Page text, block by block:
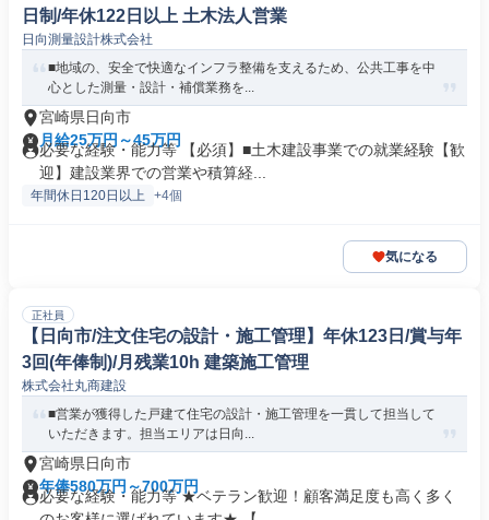
日制/年休122日以上 土木法人営業
日向測量設計株式会社
■地域の、安全で快適なインフラ整備を支えるため、公共工事を中
心とした測量・設計・補償業務を...
宮崎県日向市
月給25万円～45万円
必要な経験・能力等 【必須】■土木建設事業での就業経験【歓
迎】建設業界での営業や積算経...
年間休日120日以上 +4個
気になる
正社員
【日向市/注文住宅の設計・施工管理】年休123日/賞与年
3回(年俸制)/月残業10h 建築施工管理
株式会社丸商建設
■営業が獲得した戸建て住宅の設計・施工管理を一貫して担当して
いただきます。担当エリアは日向...
宮崎県日向市
年俸580万円～700万円
必要な経験・能力等 ★ベテラン歓迎！顧客満足度も高く多く